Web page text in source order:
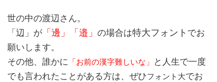
世の中の渡辺さん。
「辺」が 「邊」「邉」 の場合は特大フォント でお
願いします。
その他、誰かに 「お前の漢字難しいな」 と人生で一度
でも言われたことがある方は、ぜひフォント大でお